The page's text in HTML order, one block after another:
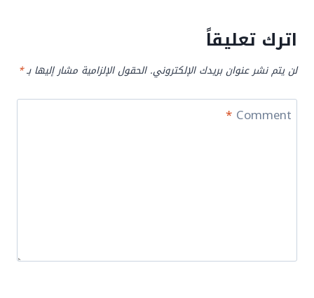
اترك تعليقاً
لن يتم نشر عنوان بريدك الإلكتروني. الحقول الإلزامية مشار إليها بـ*
Comment
*